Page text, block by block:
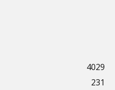
4029
231